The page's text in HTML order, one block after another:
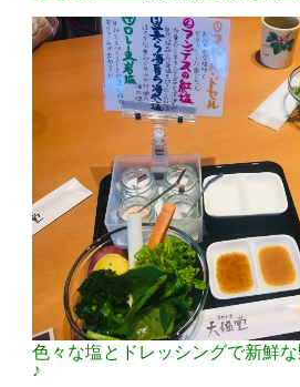
色々な塩とドレッシングで新鮮
♪